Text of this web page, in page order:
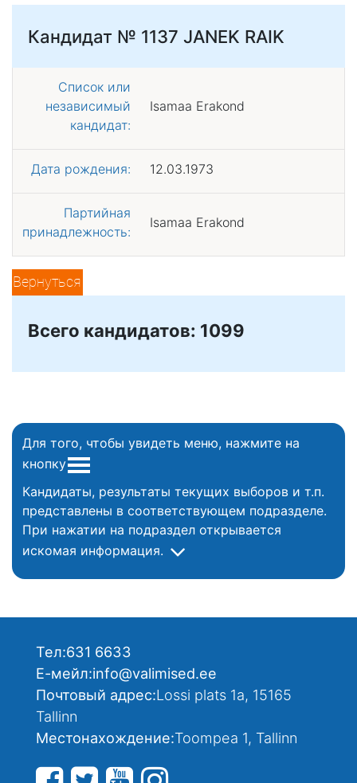
Кандидат № 1137 JANEK RAIK
Список или
независимый
кандидат:
Isamaa Erakond
Дата рождения: 12.03.1973
Партийная
принадлежность:
Isamaa Erakond
Вернуться
Всего кандидатов: 1099
Для того, чтобы увидеть меню, нажмите на
кнопку
Кандидаты, результаты текущих выборов и т.п.
представлены в соответствующем подразделе.
При нажатии на подраздел открывается
искомая информация.
Тел:631 6633
Е-мейл:info@valimised.ee
Почтовый адрес:Lossi plats 1a, 15165
Tallinn
Местонахождение:Toompea 1, Tallinn